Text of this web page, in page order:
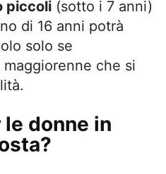
piccoli (sotto i 7 anni)
di 16 anni potrà
solo se
che si
le donne in